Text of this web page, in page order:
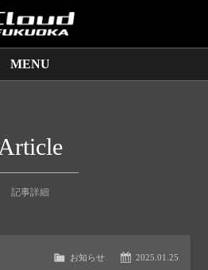
MENU
店舗情報
Article
記事詳細
2025.01.25
お知らせ